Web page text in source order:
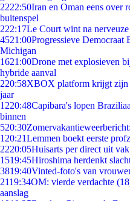
2222:50Iran en Oman eens over
buitenspel
222:17Le Court wint na
4521:00Progressieve
Michigan
1621:00Drone met explosieven
hybride aanval
220:58XBOX platform krijgt zijn
jaar
1220:48Capibara's lopen
binnen
520:30
1 20:21Lemmen boekt eerste
2220:05Huisarts per direct uit
1519:45Hiroshima herdenkt
3819:40Vinted-foto's van
2119:34OM: vierde verdachte
aanslag